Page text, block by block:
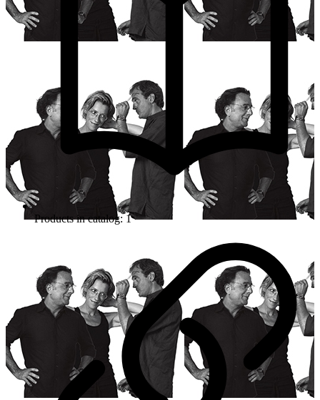
Products in catalog: 1